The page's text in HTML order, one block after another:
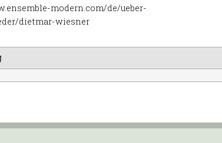
modern.com/de/ueber-
dietmar-wiesner